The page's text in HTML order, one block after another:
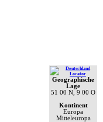
Geographische
Lage
51 00 N, 9 00 O
Kontinent
Europa
Mitteleuropa